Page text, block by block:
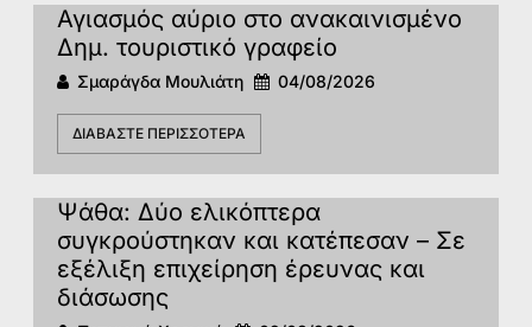
Αγιασμός αύριο στο ανακαινισμένο
Δημ. τουριστικό γραφείο
Σμαράγδα Μουλιάτη 04/08/2026
ΔΙΑΒΆΣΤΕ ΠΕΡΙΣΣΌΤΕΡΑ
Ψάθα: Δύο ελικόπτερα
συγκρούστηκαν και κατέπεσαν – Σε
εξέλιξη επιχείρηση έρευνας και
διάσωσης